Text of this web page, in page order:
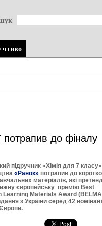
чтиво
потрапив до фіналу
підручник «Хімія для 7 класу»
«Ранок» потрапив до
матеріалів, які
європейську премію Best
Learning Materials Award
з України серед 42